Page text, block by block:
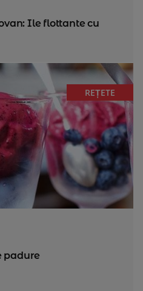
Ile flottante cu
REȚETE
padure